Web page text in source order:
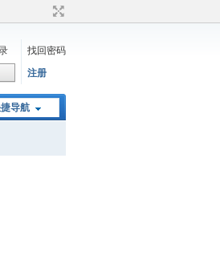
找回密码
注册
导航